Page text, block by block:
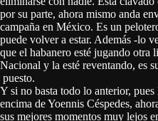
por su parte, ahora mismo anda
campaña en México. Es un
puede volver a estar. Además -lo
que el habanero esté jugando otra
Nacional y la esté reventando, es
puesto.
Y si no basta todo lo anterior,
encima de Yoennis Céspedes,
sus mejores momentos muy lejos